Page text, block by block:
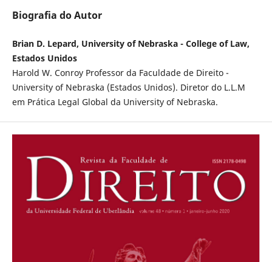
Biografia do Autor
Brian D. Lepard, University of Nebraska - College of Law,
Estados Unidos
Harold W. Conroy Professor da Faculdade de Direito -
University of Nebraska (Estados Unidos). Diretor do L.L.M
em Prática Legal Global da University of Nebraska.